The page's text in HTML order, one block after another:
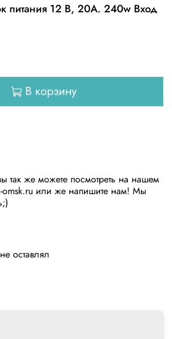
питания 12 В, 20А. 240w Вход
В корзину
так же можете поcмотреть на нашем
omsk.ru или же напишите нам! Мы
оставлял